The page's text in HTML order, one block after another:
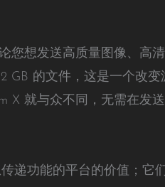
您想发送高质量图像、高
GB 的文件，这是一个改
X 就与众不同，无需在发
递功能的平台的价值；它